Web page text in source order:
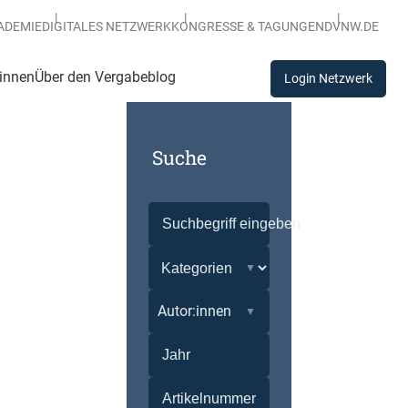
DIGITALES NETZWERKKONGRESSE & TAGUNGENDVNW.DE
Über den Vergabeblog Login Netzwerk
Suche
Autor:innen